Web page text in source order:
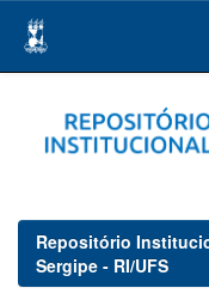
navigation
Repositório
Sergipe - RI/UFS